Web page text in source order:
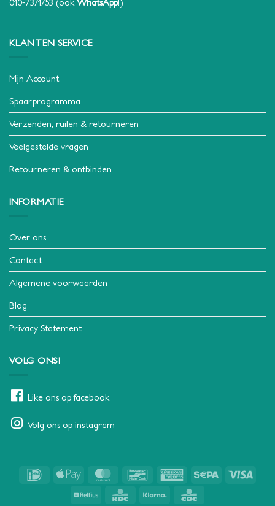
KLANTEN SERVICE
Mijn Account
Spaarprogramma
Verzenden, ruilen & retourneren
Veelgestelde vragen
Retourneren & ontbinden
INFORMATIE
Over ons
Contact
Algemene voorwaarden
Blog
Privacy Statement
VOLG ONS!
Like ons op facebook
Volg ons op instagram
IDeal
Apple
MasterCardBancontact American Sepa
Belfius KBC Klarna